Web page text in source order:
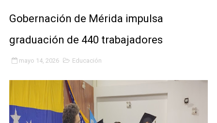
Gobernación de Mérida instalará mesa de trabajo con
Niños merideños potencian su talento en plan
Gobierno bolivariano avanza en la transformación del
Niños merideños aprenden sobre gaita de tambora
Gobernación de Mérida impulsa
graduación de 440 trabajadores
mayo 14, 2026 Educación